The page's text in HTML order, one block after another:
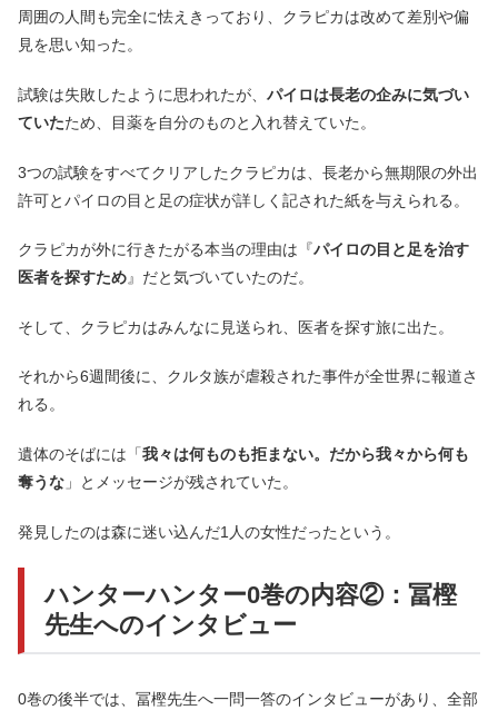
周囲の人間も完全に怯えきっており、クラピカは改めて差別や偏
見を思い知った。
試験は失敗したように思われたが、 パイロは長老の企みに気づい
ていたため、目薬を自分のものと入れ替えていた。
3つの試験をすべてクリアしたクラピカは、長老から無期限の外出
許可とパイロの目と足の症状が詳しく記された紙を与えられる。
クラピカが外に行きたがる本当の理由は『パイロの目と足を治す
医者を探すため』だと気づいていたのだ。
そして、クラピカはみんなに見送られ、医者を探す旅に出た。
それから6週間後に、クルタ族が虐殺された事件が全世界に報道さ
れる。
遺体のそばには「我々は何ものも拒まない。だから我々から何も
奪うな 」とメッセージが残されていた。
発見したのは森に迷い込んだ1人の女性だったという。
ハンターハンター0巻の内容②：冨樫
先生へのインタビュー
0巻の後半では、冨樫先生へ一問一答のインタビューがあり、全部